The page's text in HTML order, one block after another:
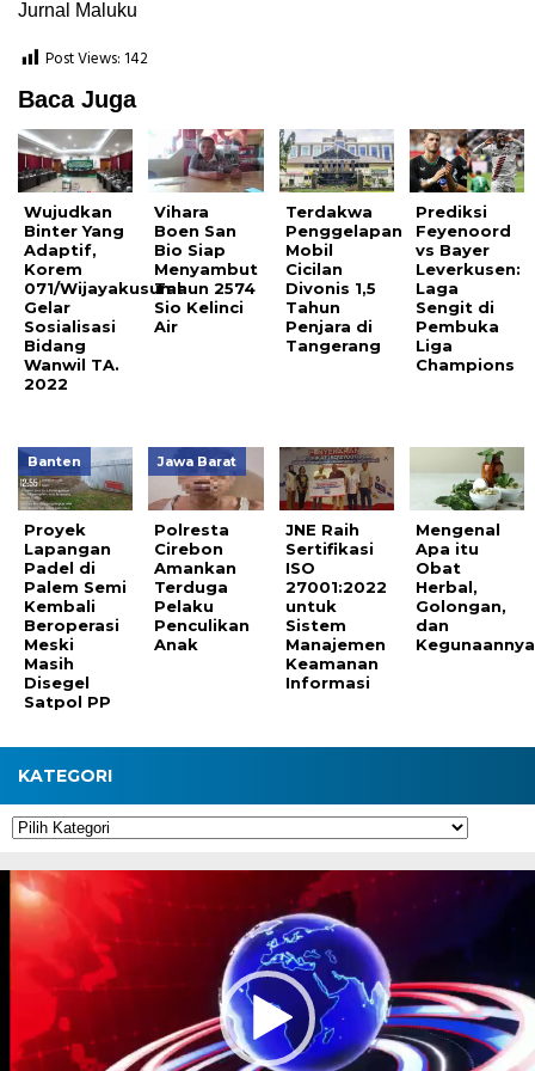
Jurnal Maluku
Post Views: 142
Baca Juga
Wujudkan
Binter Yang
Adaptif,
Korem
071/Wijayakusuma
Gelar
Sosialisasi
Bidang
Wanwil TA.
2022
Vihara
Boen San
Bio Siap
Menyambut
Tahun 2574
Sio Kelinci
Air
Terdakwa
Penggelapan
Mobil
Cicilan
Divonis 1,5
Tahun
Penjara di
Tangerang
Prediksi
Feyenoord
vs Bayer
Leverkusen:
Laga
Sengit di
Pembuka
Liga
Champions
Banten
Proyek
Lapangan
Padel di
Palem Semi
Kembali
Beroperasi
Meski
Masih
Disegel
Satpol PP
Jawa Barat
Polresta
Cirebon
Amankan
Terduga
Pelaku
Penculikan
Anak
JNE Raih
Sertifikasi
ISO
27001:2022
untuk
Sistem
Manajemen
Keamanan
Informasi
Mengenal
Apa itu
Obat
Herbal,
Golongan,
dan
Kegunaannya
KATEGORI
Kategori
Pemutar
Video